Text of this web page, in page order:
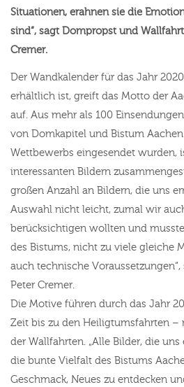
Situationen, erahnen sie die
sind“, sagt Dompropst und
Cremer.
Der Wandkalender für das Jahr
erhältlich ist, greift das Motto der
auf. Aus mehr als 100
von Domkapitel und Bistum
Wettbewerbs eingesendet wurden,
interessanten Bildern
großen Anzahl an Bildern, die uns
Auswahl nicht leicht, zumal wir
berücksichtigen wollten und
des Bistums, nicht zu viele gleiche
auch technische
Peter Cremer.
Die Motive führen durch das Jahr
Zeit bis zu den Heiligtumsfahrten –
der Wallfahrten. „Alle Bilder, die
die bunte Vielfalt des Bistums
Geschmack, Neues zu entdecken